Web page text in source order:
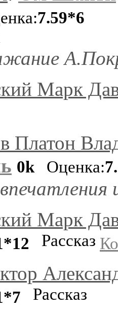
7.59*6
Марк
Платон
0k Оценка:
Марк
Рассказ
Рассказ